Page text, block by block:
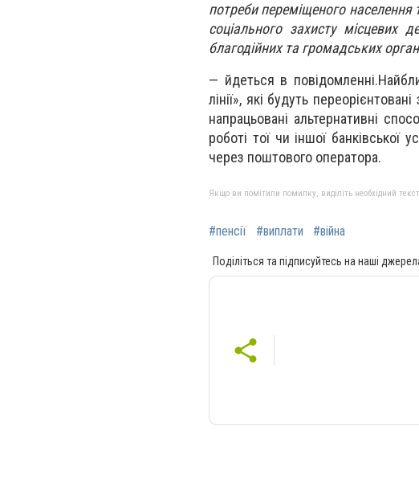
потреби переміщеного населення
соціального захисту місцевих
благодійних та громадських
— йдеться в
лінії», які будуть
напрацьовані альтернативні
роботі тої чи іншої
через поштового оператора.
Якщо ви помітили помилку, виділіть необхідний
#пенсії #виплати #війна
Поділіться та підписуйтесь на наші